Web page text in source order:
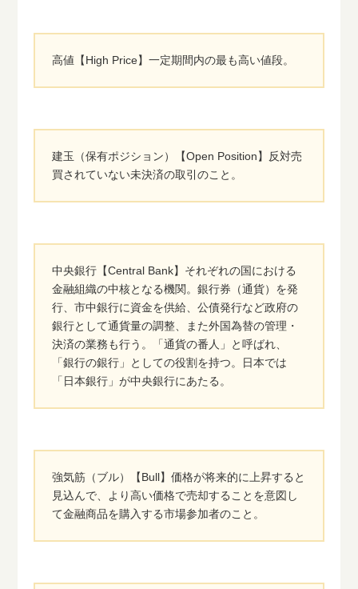
高値【High Price】一定期間内の最も高い値段。
建玉（保有ポジション）【Open Position】反対売
買されていない未決済の取引のこと。
中央銀行【Central Bank】それぞれの国における
金融組織の中核となる機関。銀行券（通貨）を発
行、市中銀行に資金を供給、公債発行など政府の
銀行として通貨量の調整、また外国為替の管理・
決済の業務も行う。「通貨の番人」と呼ばれ、
「銀行の銀行」としての役割を持つ。日本では
「日本銀行」が中央銀行にあたる。
強気筋（ブル）【Bull】価格が将来的に上昇すると
見込んで、より高い価格で売却することを意図し
て金融商品を購入する市場参加者のこと。